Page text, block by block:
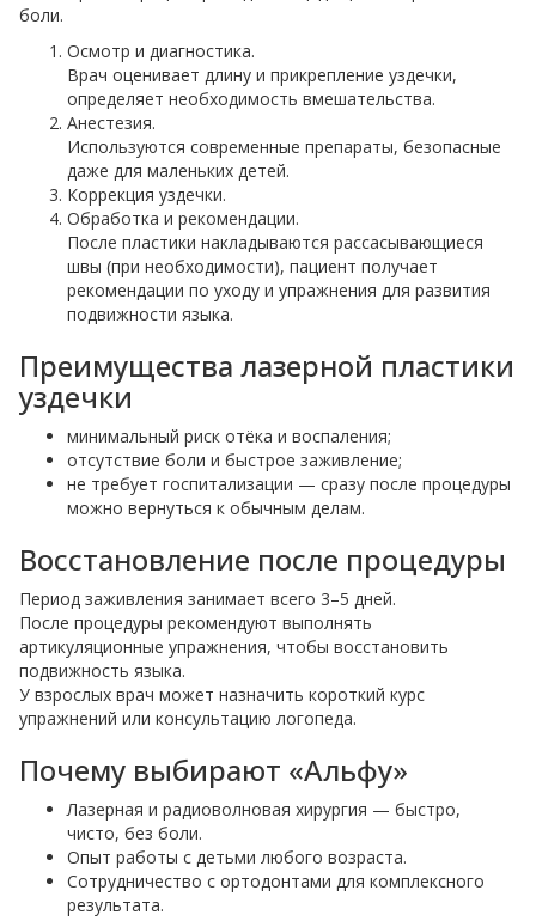
боли.
Осмотр и диагностика.
Врач оценивает длину и прикрепление уздечки,
определяет необходимость вмешательства.
Анестезия.
Используются современные препараты, безопасные
даже для маленьких детей.
Коррекция уздечки.
Обработка и рекомендации.
После пластики накладываются рассасывающиеся
швы (при необходимости), пациент получает
рекомендации по уходу и упражнения для развития
подвижности языка.
Преимущества лазерной пластики
уздечки
минимальный риск отёка и воспаления;
отсутствие боли и быстрое заживление;
не требует госпитализации — сразу после процедуры
можно вернуться к обычным делам.
Восстановление после процедуры
Период заживления занимает всего 3–5 дней.
После процедуры рекомендуют выполнять
артикуляционные упражнения, чтобы восстановить
подвижность языка.
У взрослых врач может назначить короткий курс
упражнений или консультацию логопеда.
Почему выбирают «Альфу»
Лазерная и радиоволновая хирургия — быстро,
чисто, без боли.
Опыт работы с детьми любого возраста.
Сотрудничество с ортодонтами для комплексного
результата.